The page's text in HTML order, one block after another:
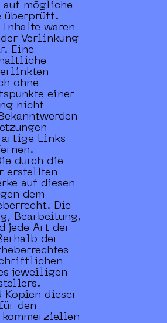
auf mögliche
überprüft.
waren
Verlinkung
Eine
ohne
einer
nicht
Links
durch die
erstellten
auf diesen
dem
Die
Bearbeitung,
jede Art der
der
jeweiligen
Kopien dieser
den